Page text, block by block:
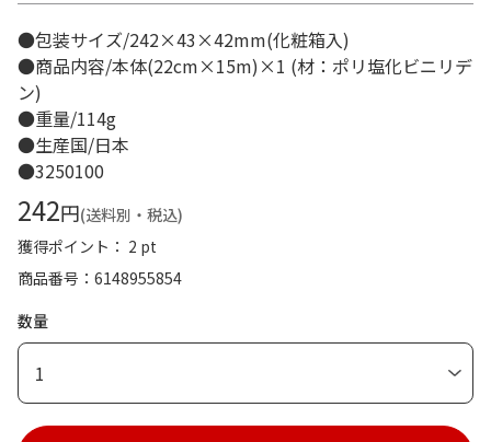
●包装サイズ/242×43×42mm(化粧箱入)
●商品内容/本体(22cm×15m)×1 (材：ポリ塩化ビニリデ
ン)
●重量/114g
●生産国/日本
●3250100
242円(送料別・税込)
獲得ポイント： 2 pt
商品番号
6148955854
数量
1